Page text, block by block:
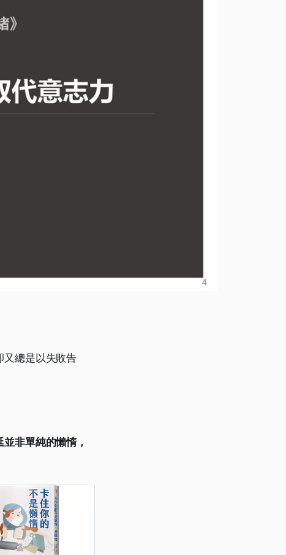
又總是以失敗告
並非單純的懶惰，